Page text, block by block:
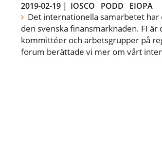
2019-02-19| IOSCO PODD EIOPA
Det internationella samarbetet
den svenska finansmarknaden. FI
kommittéer och arbetsgrupper på
forum berättade vi mer om vårt